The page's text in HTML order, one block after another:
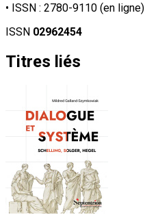
• ISSN : 2780-9110 (en ligne)
ISSN 02962454
Titres liés